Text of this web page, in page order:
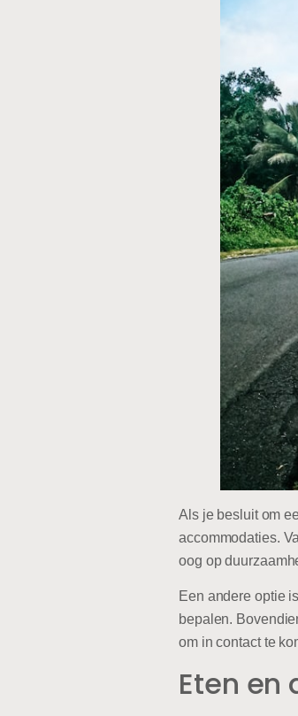
Als je besluit om
accommodaties.
oog op
Een andere optie
bepalen.
om in contact te
Eten en